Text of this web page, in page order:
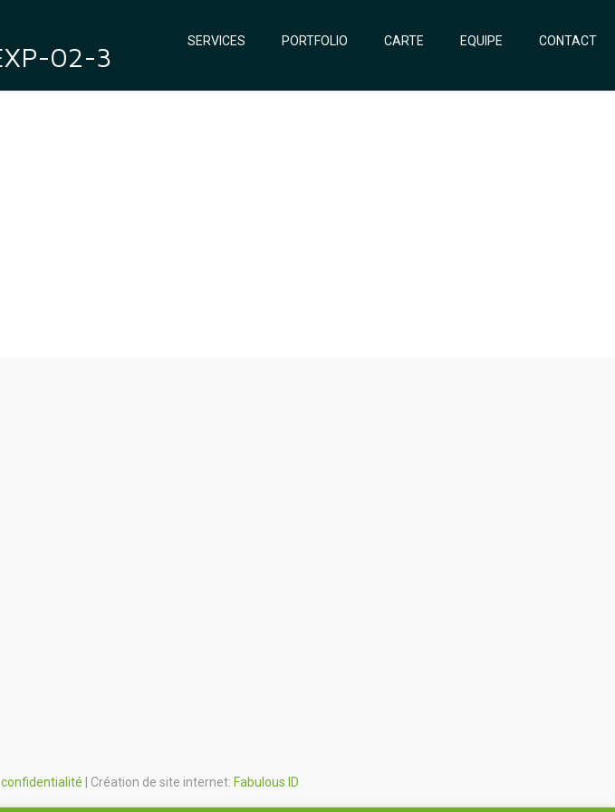
SERVICES PORTFOLIO CARTE EQUIPE CONTACT
02-3
| Création de site internet: Fabulous ID